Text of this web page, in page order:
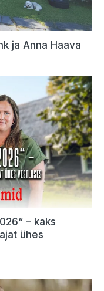
ja Anna Haava
– kaks
ühes